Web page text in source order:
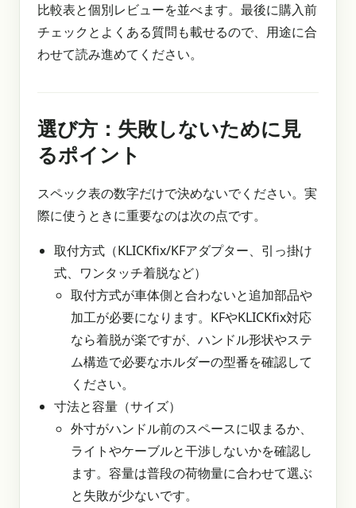
比較表と個別レビューを並べます。最後に購入前
チェックとよくある質問も載せるので、用途に合
わせて読み進めてください。
選び方：失敗しないために見
るポイント
スペック表の数字だけで決めないでください。実
際に使うときに重要なのは次の点です。
取付方式（KLICKfix/KFアダプター、引っ掛け
式、ワンタッチ着脱など）
取付方式が車体側と合わないと追加部品や
加工が必要になります。KFやKLICKfix対応
なら着脱が楽ですが、ハンドル形状やステ
ム構造で必要なホルダーの型番を確認して
ください。
寸法と容量（サイズ）
外寸がハンドル前のスペースに収まるか、
ライトやケーブルと干渉しないかを確認し
ます。容量は普段の荷物量に合わせて選ぶ
と失敗が少ないです。